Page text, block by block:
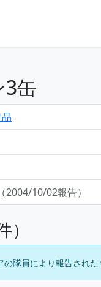
3缶
（2004/10/02報告）
の隊員により報告され